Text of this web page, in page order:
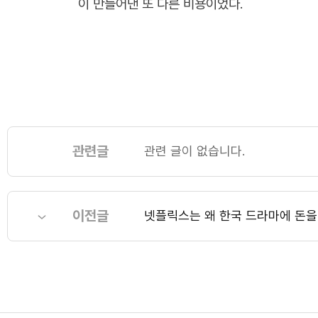
이 만들어낸 또 다른 비용이었다.
관련글 관련 글이 없습니다.
이전글 넷플릭스는 왜 한국 드라마에 돈